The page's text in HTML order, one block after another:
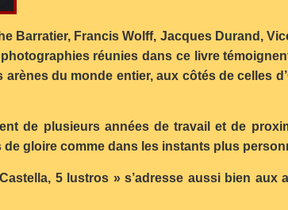
Barratier, Francis Wolff, Jacques Durand,
réunies dans ce livre
du monde entier, aux côtés de celles
de plusieurs années de travail et de
de gloire comme dans les instants plus
5 lustros » s’adresse aussi bien aux